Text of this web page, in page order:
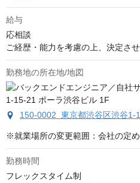
給与
応相談
ご経歴・能力を考慮の上、決定さ
勤務地の所在地/地図
150-0002 東京都渋谷区渋谷1-
※就業場所の変更範囲：会社の定
勤務時間
フレックスタイム制